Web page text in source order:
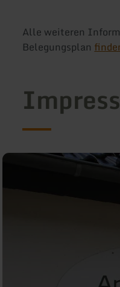
Alle weiteren
Belegungsplan